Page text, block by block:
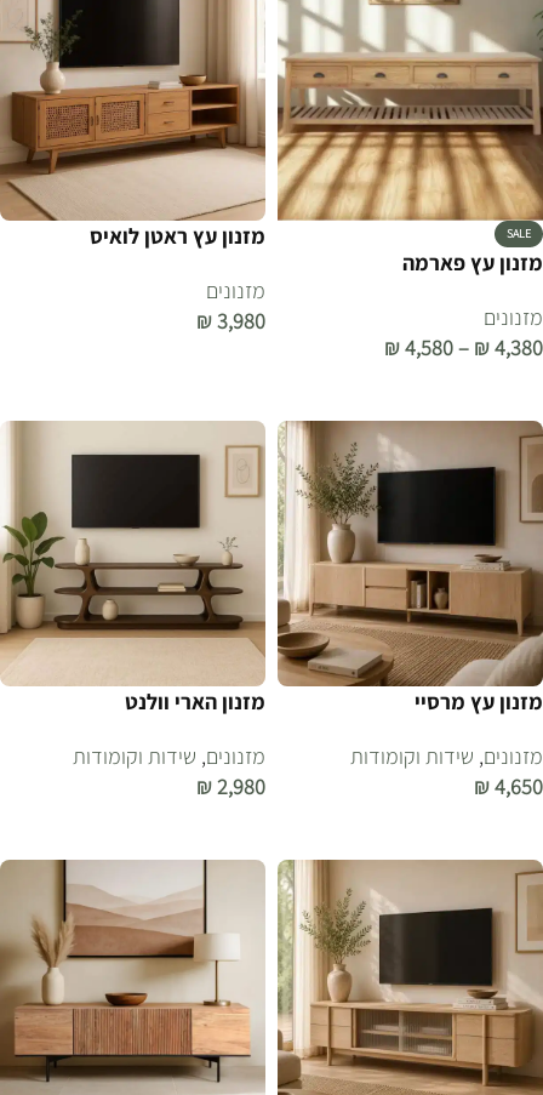
SALE
מזנון עץ פארמה
מזנונים
₪4,380
–
₪4,580
מזנון עץ ראטן לואיס
מזנונים
₪3,980
מזנון עץ מרסיי
מזנונים, שידות וקומודות
₪4,650
מזנון הארי וולנט
מזנונים, שידות וקומודות
₪2,980